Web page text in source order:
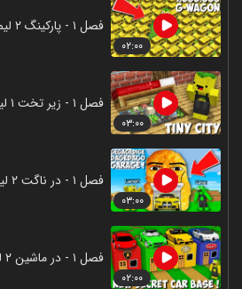
۰۲:۰۰
فصل ۱ - پارکینگ ۲ لیمو
۰۳:۰۰
فصل ۱ - زیر تخت ۱ لیمو
۰۳:۰۰
فصل ۱ - در ناگت ۲ لیمو
۰۲:۰۰
فصل ۱ - در ماشین ۲ لیمو